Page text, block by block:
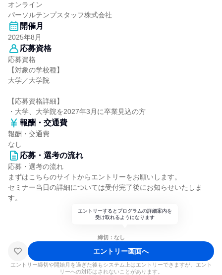
オンライン
パーソルテンプスタッフ株式会社
開催月
2025年8月
応募資格
応募資格
【対象の学校種】
大学／大学院
【応募資格詳細】
・大学、大学院を2027年3月に卒業見込の方
報酬・交通費
報酬・交通費
なし
応募・選考の流れ
応募・選考の流れ
まずはこちらのサイトからエントリーをお願いします。
セミナー当日の詳細については受付完了後にお知らせいたしま
す。
エントリーするとプログラムの詳細案内を
受け取れるようになります
締切：なし
エントリー画面へ
エントリー締切や開始月を過ぎた後もシステム上はエントリーできますが、エント
リーへの対応はされないことがあります。